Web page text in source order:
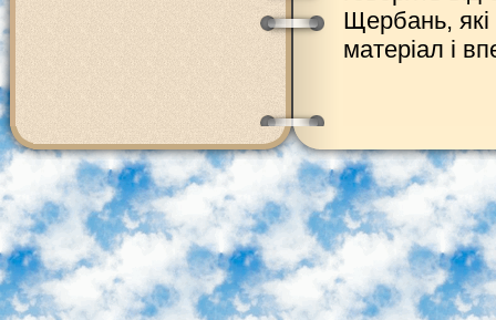
Щербань, які
матеріал і